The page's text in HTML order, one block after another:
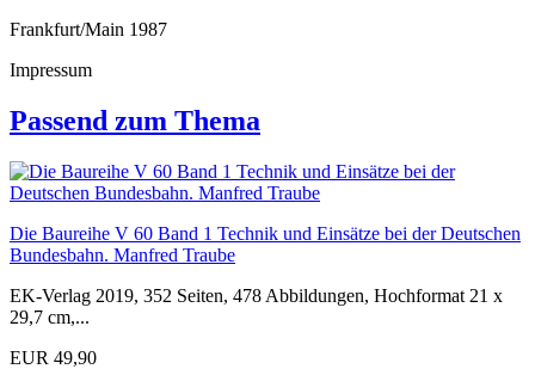
Frankfurt/Main 1987
Impressum
Passend zum Thema
Die Baureihe V 60 Band 1 Technik und Einsätze bei der Deutschen
Bundesbahn. Manfred Traube
EK-Verlag 2019, 352 Seiten, 478 Abbildungen, Hochformat 21 x
29,7 cm,...
EUR 49,90